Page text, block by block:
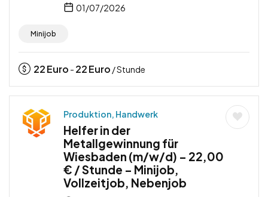
01/07/2026
Minijob
22Euro - 22Euro / Stunde
Produktion, Handwerk
Helfer in der
Metallgewinnung für
Wiesbaden (m/w/d) – 22,00
€ / Stunde – Minijob,
Vollzeitjob, Nebenjob